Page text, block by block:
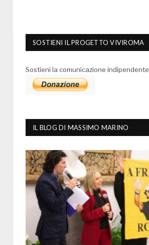
SOSTIENI IL PROGETTO VIVIROMA
Sostieni la comunicazione indipendente
IL BLOG DI MASSIMO MARINO